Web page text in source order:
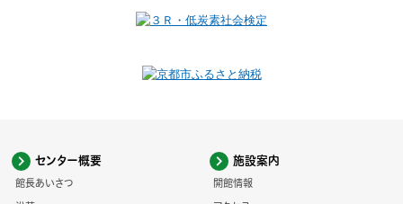
センター概要
館長あいさつ
施設案内
開館情報